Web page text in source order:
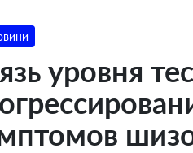
уровня